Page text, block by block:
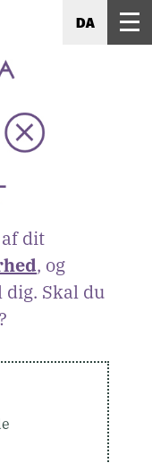
DA
dit
, og
dig. Skal du